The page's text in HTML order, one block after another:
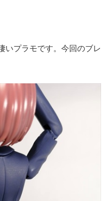
いプラモです。今回のブレ